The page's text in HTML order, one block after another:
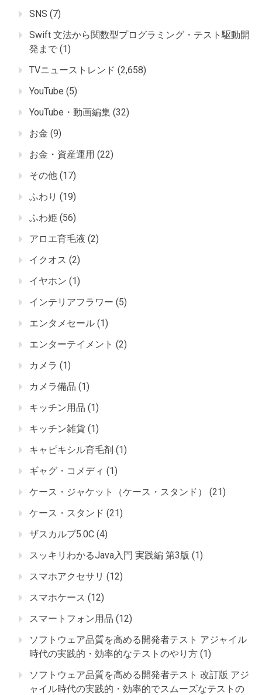
SNS (7)
Swift 文法から関数型プログラミング・テスト駆動開
発まで (1)
TVニューストレンド (2,658)
YouTube (5)
YouTube・動画編集 (32)
お金 (9)
お金・資産運用 (22)
その他 (17)
ふわり (19)
ふわ姫 (56)
アロエ育毛液 (2)
イクオス (2)
イヤホン (1)
インテリアフラワー (5)
エンタメセール (1)
エンターテイメント (2)
カメラ (1)
カメラ備品 (1)
キッチン用品 (1)
キッチン雑貨 (1)
キャピキシル育毛剤 (1)
ギャグ・コメディ (1)
ケース・ジャケット（ケース・スタンド）
(21)
ケース・スタンド (21)
ザスカルプ5.0C (4)
スッキリわかるJava入門 実践編 第3版 (1)
スマホアクセサリ (12)
スマホケース (12)
スマートフォン用品 (12)
ソフトウェア品質を高める開発者テスト アジャイル
時代の実践的・効率的なテストのやり方 (1)
ソフトウェア品質を高める開発者テスト 改訂版 アジ
ャイル時代の実践的・効率的でスムーズなテストの